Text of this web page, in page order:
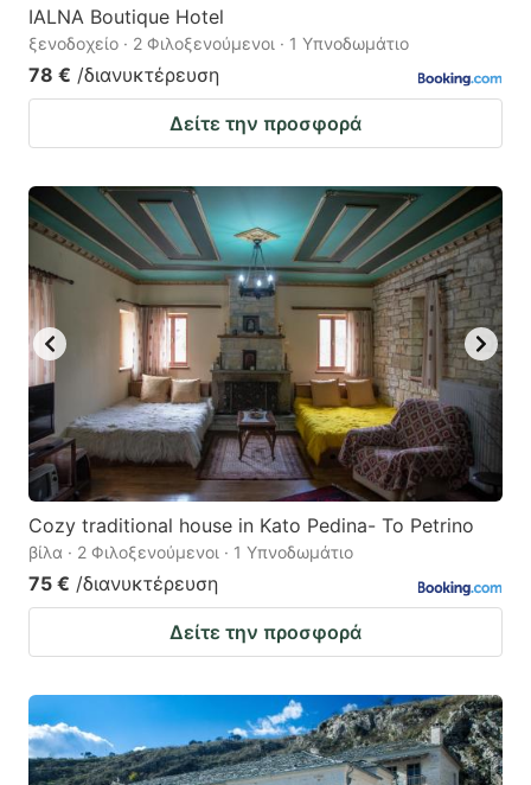
IALNA Boutique Hotel
ξενοδοχείο · 2 Φιλοξενούμενοι · 1 Υπνοδωμάτιο
78 € /διανυκτέρευση
Δείτε την προσφορά
Cozy traditional house in Kato Pedina- To Petrino
βίλα · 2 Φιλοξενούμενοι · 1 Υπνοδωμάτιο
75 € /διανυκτέρευση
Δείτε την προσφορά